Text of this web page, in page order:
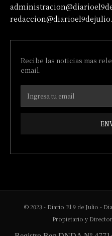
Recibe las noticias mas
email.
© 2023 - Diario El 9 de Julio -
Propietario y